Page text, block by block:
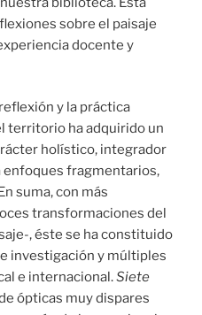
sobre el paisaje
docente y
y la práctica
territorio ha adquirido un
holístico, integrador
fragmentarios,
suma, con más
transformaciones del
, éste se ha constituido
investigación y múltiples
e internacional.Siete
ópticas muy dispares